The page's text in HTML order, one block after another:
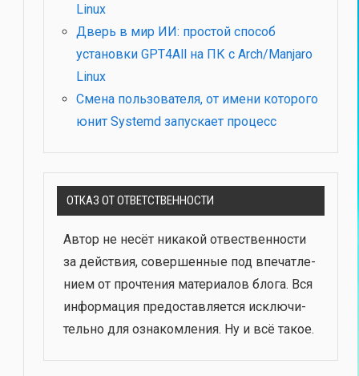
Linux
Дверь в мир ИИ: простой способ
установки GPT4All на ПК с Arch/Manjaro
Linux
Смена пользователя, от имени которого
юнит Systemd запускает процесс
ОТКАЗ ОТ ОТВЕТСТВЕННОСТИ
Автор не несёт ника­кой отвест­вен­но­сти
за дей­ствия, совер­шен­ные под впе­чат­ле­
ни­ем от про­чте­ния мате­ри­а­лов бло­га. Вся
инфор­ма­ция предо­став­ля­ет­ся исклю­чи­
тель­но для озна­ком­ле­ния. Ну и всё такое.